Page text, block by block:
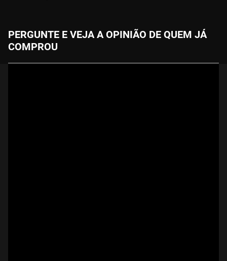
PERGUNTE E VEJA A OPINIÃO DE QUEM JÁ
COMPROU